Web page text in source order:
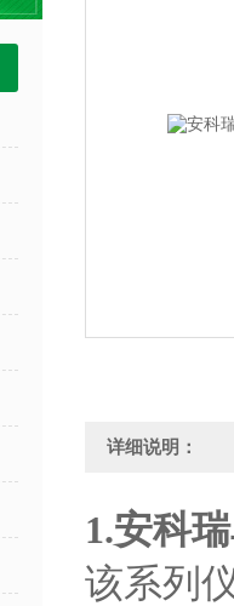
详细说明：
1.安科
该系列